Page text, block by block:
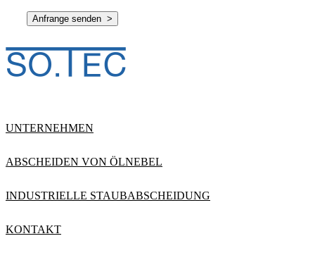
UNTERNEHMEN
ABSCHEIDEN VON ÖLNEBEL
INDUSTRIELLE STAUBABSCHEIDUNG
KONTAKT